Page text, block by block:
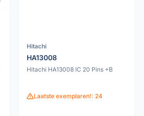
Hitachi
HA13008
Hitachi HA13008 IC 20 Pins +B
Laatste exemplaren!: 24